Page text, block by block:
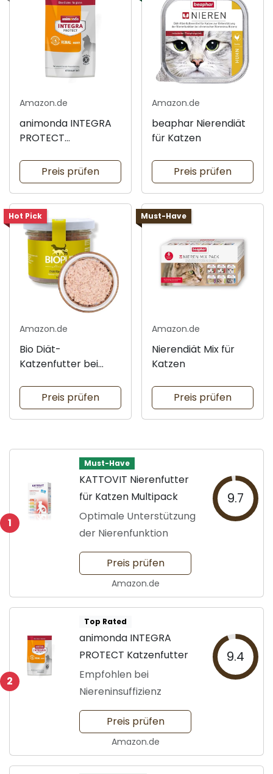
Amazon.de
animonda INTEGRA
PROTECT
Preis prüfen
Amazon.de
beaphar Nierendiät
für Katzen
Preis prüfen
Hot Pick
Amazon.de
Bio Diät-
Katzenfutter bei
Erkrankungen
Preis prüfen
Must-Have
Amazon.de
Nierendiät Mix für
Katzen
Preis prüfen
1
Must-Have
KATTOVIT Nierenfutter
für Katzen Multipack
Optimale Unterstützung
der Nierenfunktion
9.7
Preis prüfen
Amazon.de
2
Top Rated
animonda INTEGRA
PROTECT Katzenfutter
Empfohlen bei
Niereninsuffizienz
9.4
Preis prüfen
Amazon.de